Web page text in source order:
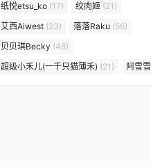
纸悦etsu_ko (17) 绞肉姬 (21)
艾西Aiwest (23) 落落Raku (56)
贝贝琪Becky (48)
超级小禾儿(一千只猫薄禾) (21) 阿雪雪